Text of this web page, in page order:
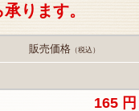
ります。
販売価格（税込）
165 円